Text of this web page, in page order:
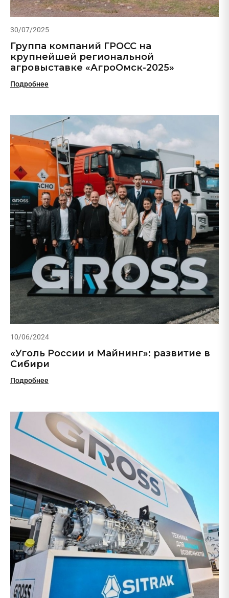
30/07/2025
Группа компаний ГРОСС на
крупнейшей региональной
агровыставке «АгроОмск-2025»
Подробнее
10/06/2024
«Уголь России и Майнинг»: развитие в
Сибири
Подробнее